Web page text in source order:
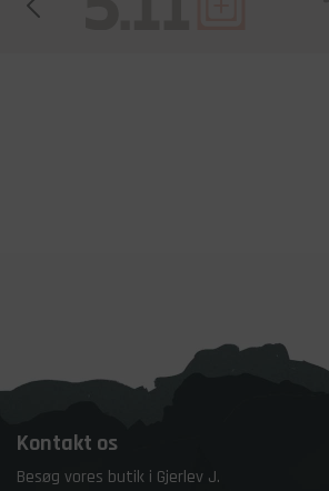
Kontakt os
Besøg vores butik i Gjerlev J.